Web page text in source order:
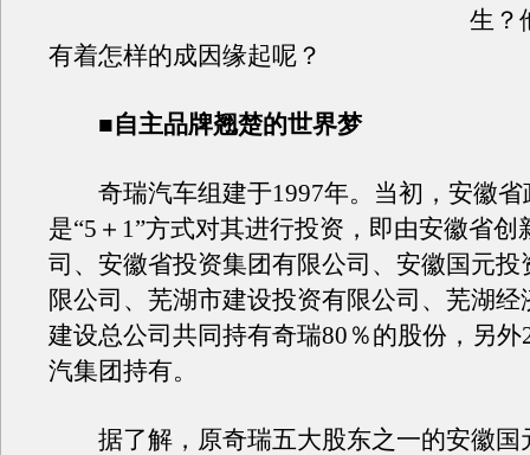
生？
有着怎样的成因缘起呢？
■自主品牌翘楚的世界梦
奇瑞汽车组建于1997年。当初，安徽省
是“5＋1”方式对其进行投资，即由安徽省创
司、安徽省投资集团有限公司、安徽国元投
限公司、芜湖市建设投资有限公司、芜湖经
建设总公司共同持有奇瑞80％的股份，另外
汽集团持有。
据了解，原奇瑞五大股东之一的安徽国